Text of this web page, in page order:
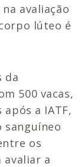
avaliação
lúteo é
da
500 vacas,
após a IATF,
sanguíneo
os
avaliar a